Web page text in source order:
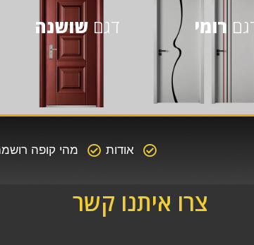
רומי דגםשושנה
אודות מהי קופה
צרו איתנו קשר